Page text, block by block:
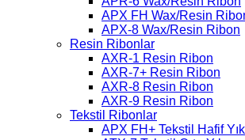
APX FH Wax/Resin
APX-8 Wax/Resin Ribon
Resin Ribonlar
AXR-1 Resin Ribon
AXR-7+ Resin Ribon
AXR-8 Resin Ribon
AXR-9 Resin Ribon
Tekstil Ribonlar
APX FH+ Tekstil Hafif